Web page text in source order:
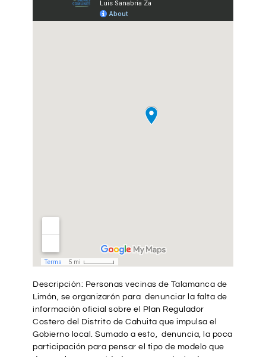
Descripción: Personas vecinas de Talamanca de
Limón, se organizarón para denunciar la falta de
información oficial sobre el Plan Regulador
Costero del Distrito de Cahuita que impulsa el
Gobierno local. Sumado a esto, denuncia, la poca
participación para pensar el tipo de modelo que